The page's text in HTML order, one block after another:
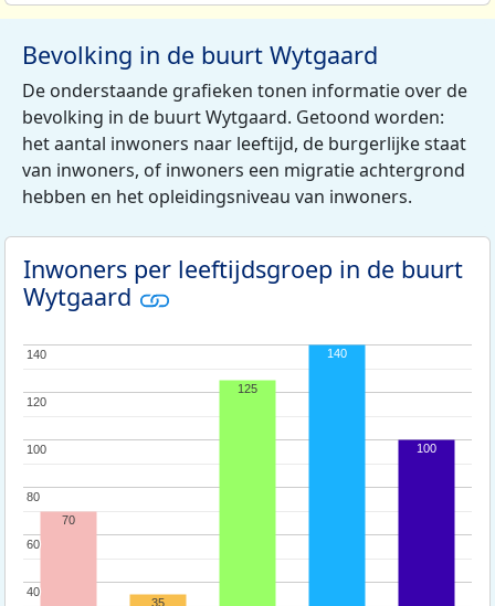
Bevolking in de buurt Wytgaard
De onderstaande grafieken tonen informatie over de
bevolking in de buurt Wytgaard. Getoond worden:
het aantal inwoners naar leeftijd, de burgerlijke staat
van inwoners, of inwoners een migratie achtergrond
hebben en het opleidingsniveau van inwoners.
Inwoners per leeftijdsgroep in de buurt
Wytgaard
40
40
60
60
80
80
100
100
120
120
140
140
70
35
125
140
100